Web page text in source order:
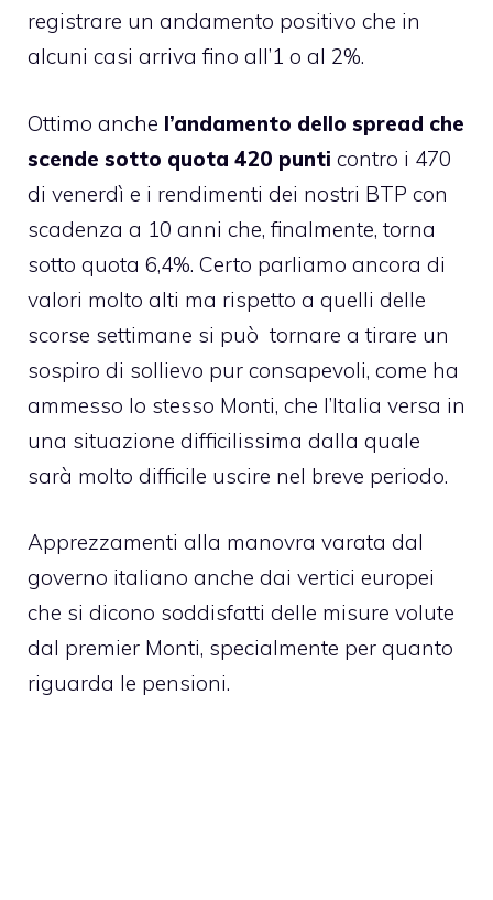
registrare un andamento positivo che in
alcuni casi arriva fino all’1 o al 2%.
Ottimo anche l’andamento dello spread che
scende sotto quota 420 punti contro i 470
di venerdì e i rendimenti dei nostri BTP con
scadenza a 10 anni che, finalmente, torna
sotto quota 6,4%. Certo parliamo ancora di
valori molto alti ma rispetto a quelli delle
scorse settimane si può tornare a tirare un
sospiro di sollievo pur consapevoli, come ha
ammesso lo stesso Monti, che l’Italia versa in
una situazione difficilissima dalla quale
sarà molto difficile uscire nel breve periodo.
Apprezzamenti alla manovra varata dal
governo italiano anche dai vertici europei
che si dicono soddisfatti delle misure volute
dal premier Monti, specialmente per quanto
riguarda le pensioni.